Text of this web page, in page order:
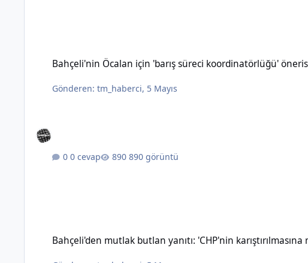
Bahçeli'nin Öcalan için 'barış süreci koordinatörlüğü'
Gönderen:tm_haberci, 5 Mayıs
0 cevap 890 görüntü
Bahçeli'den mutlak butlan yanıtı: 'CHP'nin